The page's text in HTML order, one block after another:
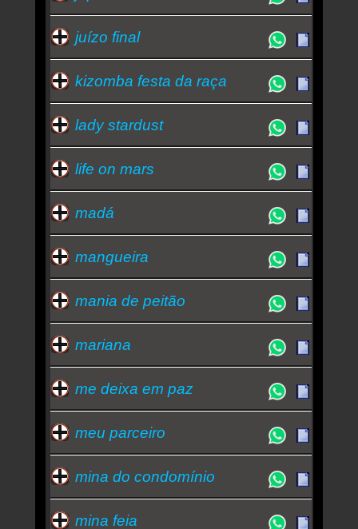
juízo final
kizomba festa da raça
lady stardust
life on mars
madá
mangueira
mania de peitão
mariana
me deixa em paz
meu parceiro
mina do condomínio
mina feia